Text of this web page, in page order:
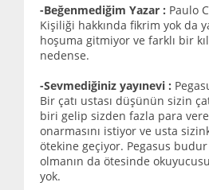
-Beğenmediğim Yazar : Paulo
Kişiliği hakkında fikrim yok da
hoşuma gitmiyor ve farklı bir
nedense.
-Sevmediğiniz yayınevi :
Bir çatı ustası düşünün sizin
biri gelip sizden fazla para
onarmasını istiyor ve usta
ötekine geçiyor. Pegasus
olmanın da ötesinde
yok.